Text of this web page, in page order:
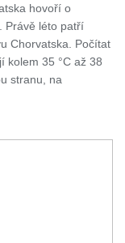
hovoří o
Právě léto patří
Chorvatska. Počítat
kolem 35 °C až 38
stranu, na